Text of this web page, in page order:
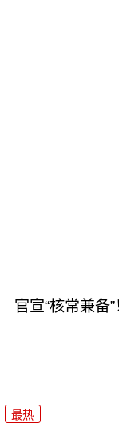
官宣“核常兼备
最热